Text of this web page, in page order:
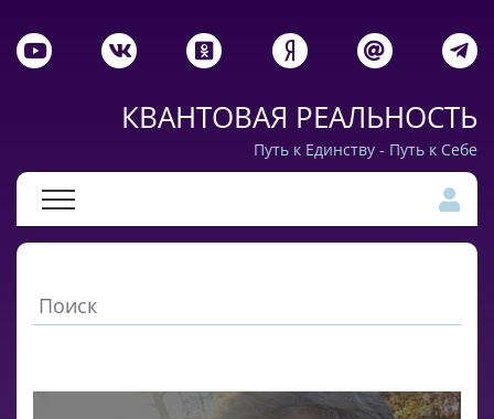
КВАНТОВАЯ РЕАЛЬНОСТЬ
Путь к Единству - Путь к Себе